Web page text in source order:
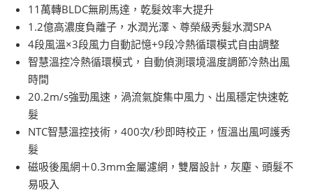
11萬轉BLDC無刷馬達，乾髮效率大提升
1.2億高濃度負離子，水潤光澤、尊榮級秀髮水潤SPA
4段風溫×3段風力自動記憶+9段冷熱循環模式自由調整
智慧溫控冷熱循環模式，自動偵測環境溫度調節冷熱出風
時間
20.2m/s強勁風速，渦流氣旋集中風力、出風穩定快速乾
髮
NTC智慧溫控技術，400次/秒即時校正，恆溫出風呵護秀
髮
磁吸後風網＋0.3mm金屬濾網，雙層設計，灰塵、頭髮不
易吸入